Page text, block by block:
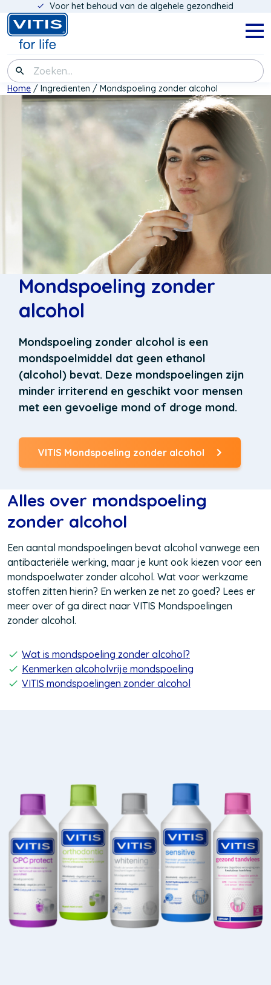
Overslaan
naar
inhoud
gaan
Zoeken
Voor het behoud van de algehele gezondheid
Kruimelpad
Home Ingredienten Mondspoeling zonder alcohol
Mondspoeling zonder
alcohol
Mondspoeling zonder alcohol is een
mondspoelmiddel dat geen ethanol
(alcohol) bevat. Deze mondspoelingen zijn
minder irriterend en geschikt voor mensen
met een gevoelige mond of droge mond.
VITIS Mondspoeling zonder alcohol
Alles over mondspoeling
zonder alcohol
Een aantal mondspoelingen bevat alcohol vanwege een
antibacteriële werking, maar je kunt ook kiezen voor een
mondspoelwater zonder alcohol. Wat voor werkzame
stoffen zitten hierin? En werken ze net zo goed? Lees er
meer over of ga direct naar VITIS Mondspoelingen
zonder alcohol.
Wat is mondspoeling zonder alcohol?
Kenmerken alcoholvrije mondspoeling
VITIS mondspoelingen zonder alcohol